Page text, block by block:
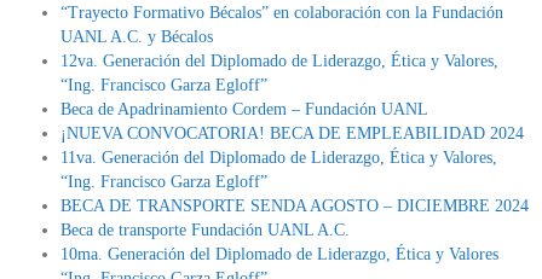
“Trayecto Formativo Bécalos” en colaboración con la Fundación
UANL A.C. y Bécalos
12va. Generación del Diplomado de Liderazgo, Ética y Valores,
“Ing. Francisco Garza Egloff”
Beca de Apadrinamiento Cordem – Fundación UANL
¡NUEVA CONVOCATORIA! BECA DE EMPLEABILIDAD 2024
11va. Generación del Diplomado de Liderazgo, Ética y Valores,
“Ing. Francisco Garza Egloff”
BECA DE TRANSPORTE SENDA AGOSTO – DICIEMBRE 2024
Beca de transporte Fundación UANL A.C.
10ma. Generación del Diplomado de Liderazgo, Ética y Valores